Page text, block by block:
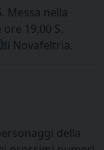
Messa nella
19,00 S.
di Novafeltria.
della